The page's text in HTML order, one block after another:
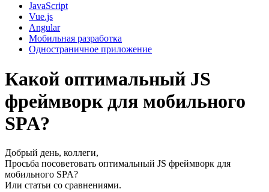
JavaScript
Vue.js
Angular
Мобильная разработка
Одностраничное приложение
Какой оптимальный JS
фреймворк для мобильного
SPA?
Добрый день, коллеги,
Просьба посоветовать оптимальный JS фреймворк для
мобильного SPA?
Или статьи со сравнениями.